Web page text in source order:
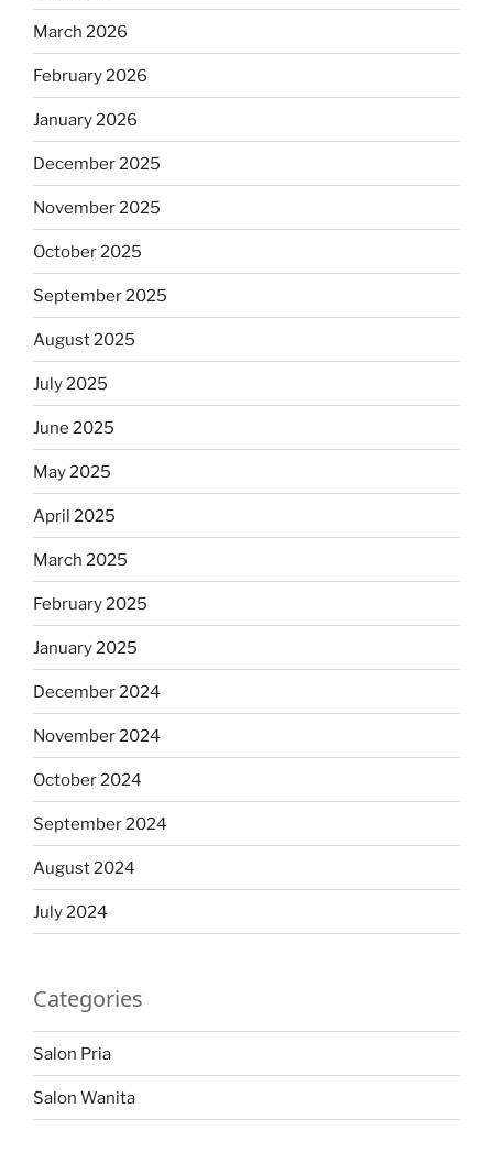
March 2026
February 2026
January 2026
December 2025
November 2025
October 2025
September 2025
August 2025
July 2025
June 2025
May 2025
April 2025
March 2025
February 2025
January 2025
December 2024
November 2024
October 2024
September 2024
August 2024
July 2024
Categories
Salon Pria
Salon Wanita